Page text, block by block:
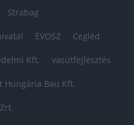
Strabag
ÉVOSZ Cegléd
Kft. vasútfejlesztés
Hungária Bau Kft.